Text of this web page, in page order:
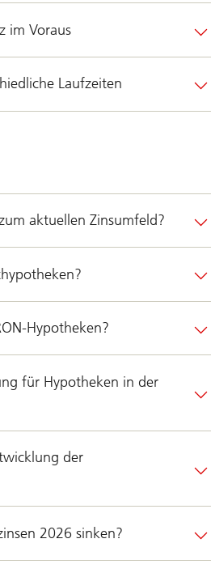
im Voraus
Laufzeiten
aktuellen Zinsumfeld?
Hypotheken?
für Hypotheken in der
der
2026 sinken?